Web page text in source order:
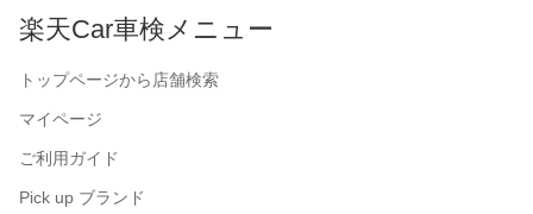
楽天Car車検メニュー
トップページから店舗検索
マイページ
ご利用ガイド
Pick up ブランド